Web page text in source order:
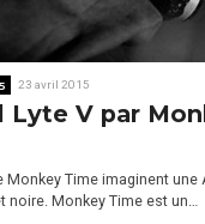
23 avril 2015
Lyte V par
Monkey Time imaginent une
noire. Monkey Time est un…